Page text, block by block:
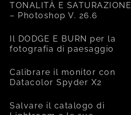
TONALITÀ E SATURAZIONE
– Photoshop V. 26.6
Il DODGE E BURN per la
fotografia di paesaggio
Calibrare il monitor con
Datacolor Spyder X2
Salvare il catalogo di